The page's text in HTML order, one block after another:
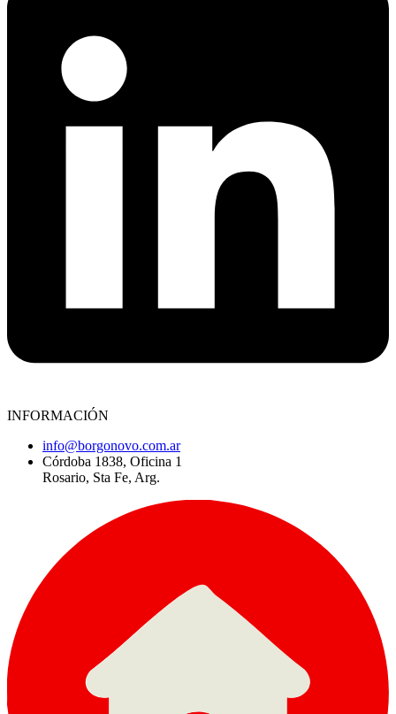
INFORMACIÓN
info@borgonovo.com.ar
Córdoba 1838, Oficina 1
Rosario, Sta Fe, Arg.